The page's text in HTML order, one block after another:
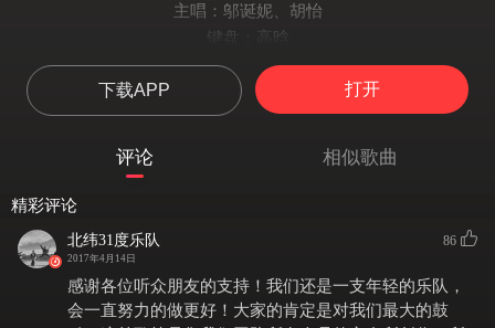
主唱：邬诞妮、胡怡
键盘：高晗
吉他：李学科、曹雨辰
贝斯：李宗睿
鼓：许新
时针走了多少圈
任思绪在指尖旋转
下载APP 打开
评论 相似歌曲
精彩评论
北纬31度乐队
2017年4月14日
86
感谢各位听众朋友的支持！我们还是一支年轻的乐队，
会一直努力的做更好！大家的肯定是对我们最大的鼓